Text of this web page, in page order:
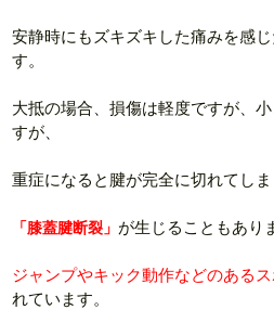
安静時にもズキズキした痛みを感
す。
大抵の場合、損傷は軽度ですが、
すが、
重症になると腱が完全に切れてしま
「膝蓋腱断裂」 が生じることもあり
ジャンプやキック動作などのある
れています。